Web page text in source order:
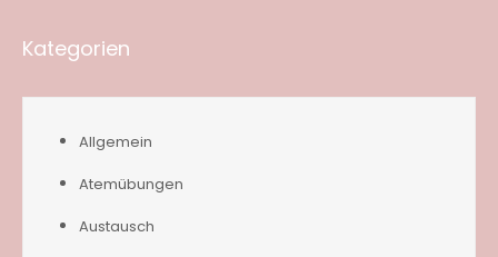
Kategorien
Allgemein
Atemübungen
Austausch